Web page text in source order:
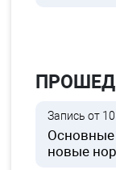
Запись от
Основные
новые